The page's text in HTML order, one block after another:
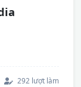
292 lượt làm